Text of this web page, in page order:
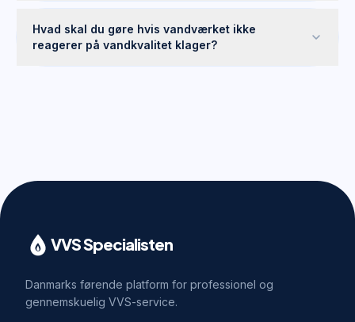
Hvad skal du gøre hvis vandværket ikke
reagerer på vandkvalitet klager?
VVS Specialisten
Danmarks førende platform for professionel og
gennemskuelig VVS-service.